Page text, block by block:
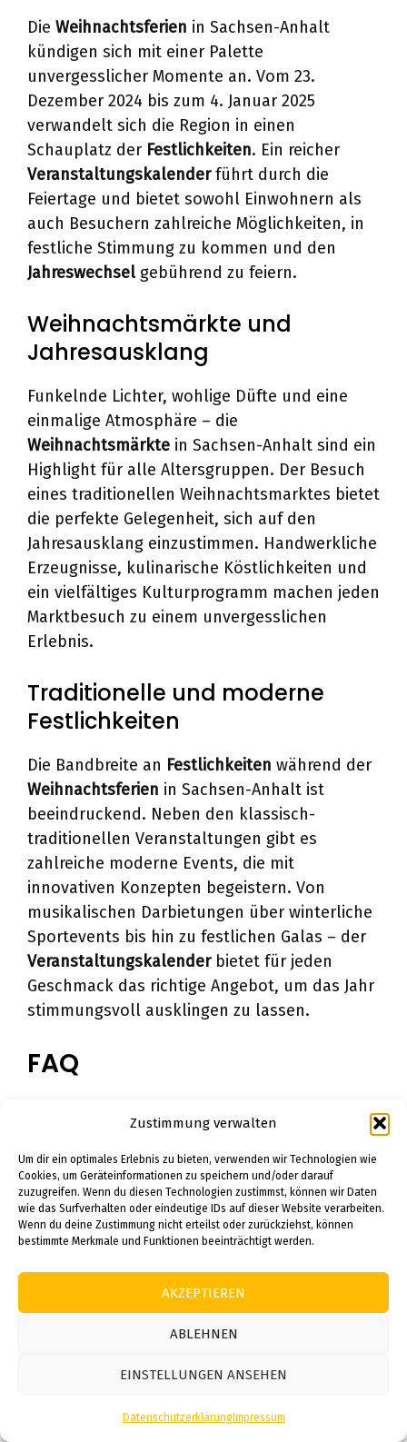
Zustimmung verwalten
Um dir ein optimales Erlebnis zu bieten, verwenden wir Technologien wie
Cookies, um Geräteinformationen zu speichern und/oder darauf
zuzugreifen. Wenn du diesen Technologien zustimmst, können wir Daten
wie das Surfverhalten oder eindeutige IDs auf dieser Website verarbeiten.
Wenn du deine Zustimmung nicht erteilst oder zurückziehst, können
bestimmte Merkmale und Funktionen beeinträchtigt werden.
AKZEPTIEREN
ABLEHNEN
EINSTELLUNGEN ANSEHEN
DatenschutzerklärungImpressum
Die Weihnachtsferien in Sachsen-Anhalt
kündigen sich mit einer Palette
unvergesslicher Momente an. Vom 23.
Dezember 2024 bis zum 4. Januar 2025
verwandelt sich die Region in einen
Schauplatz der Festlichkeiten. Ein reicher
Veranstaltungskalenderführt durch die
Feiertage und bietet sowohl Einwohnern als
auch Besuchern zahlreiche Möglichkeiten, in
festliche Stimmung zu kommen und den
Jahreswechsel gebührend zu feiern.
Weihnachtsmärkte und
Jahresausklang
Funkelnde Lichter, wohlige Düfte und eine
einmalige Atmosphäre – die
Weihnachtsmärkte in Sachsen-Anhalt sind ein
Highlight für alle Altersgruppen. Der Besuch
eines traditionellen Weihnachtsmarktes bietet
die perfekte Gelegenheit, sich auf den
Jahresausklang einzustimmen. Handwerkliche
Erzeugnisse, kulinarische Köstlichkeiten und
ein vielfältiges Kulturprogramm machen jeden
Marktbesuch zu einem unvergesslichen
Erlebnis.
Traditionelle und moderne
Festlichkeiten
Die Bandbreite an Festlichkeiten während der
Weihnachtsferien in Sachsen-Anhalt ist
beeindruckend. Neben den klassisch-
traditionellen Veranstaltungen gibt es
zahlreiche moderne Events, die mit
innovativen Konzepten begeistern. Von
musikalischen Darbietungen über winterliche
Sportevents bis hin zu festlichen Galas – der
Veranstaltungskalenderbietet für jeden
Geschmack das richtige Angebot, um das Jahr
stimmungsvoll ausklingen zu lassen.
FAQ
Welche Feiertage sind im
Kalender 2024 Sachsen-Anhalt
enthalten?
Der Kalender 2024 Sachsen-Anhalt umfasst
alle gesetzlichen Feiertage, einschließlich
(3. Oktober), Reformationstag (31. Oktober)
sowie die Weihnachtstage am 25. und 26.
Wann sind die Ferientermine